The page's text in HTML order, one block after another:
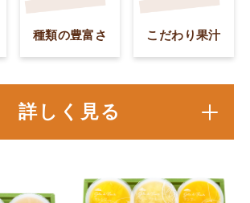
種類の豊富さ こだわり果汁
詳しく見る